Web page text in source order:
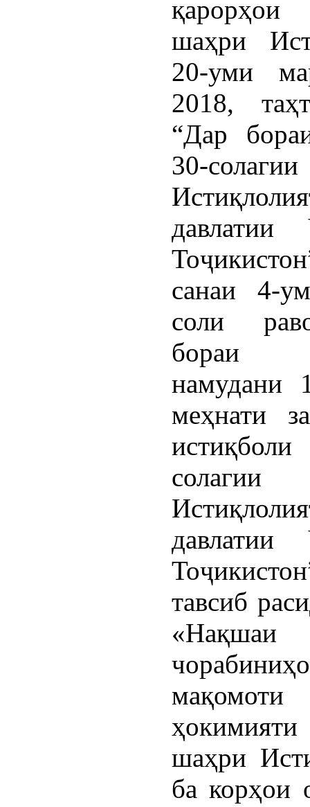
шаҳри
20-уми
2018,
“Дар
30-солагии
давлатии
санаи 4-
соли
бораи
намудани
меҳнати
солагии
давлатии
тавсиб
«Нақшаи
шаҳри
ба корҳои